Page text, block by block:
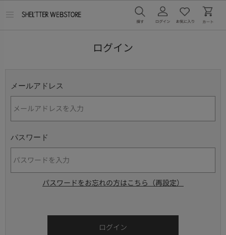
ログイン
メールアドレス
パスワード
パスワードをお忘れの方はこちら（再設定）